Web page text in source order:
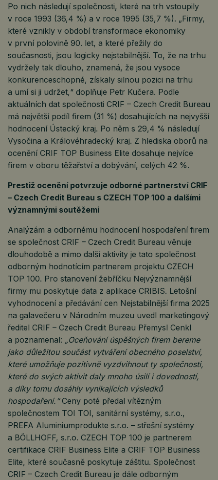
Po nich následují společnosti, které na trh vstoupily
v roce 1993 (36,4 %) a v roce 1995 (35,7 %). „Firmy,
které vznikly v období transformace ekonomiky
v první polovině 90. let, a které přežily do
současnosti, jsou logicky nejstabilnější. To, že na trhu
vydržely tak dlouho, znamená, že jsou vysoce
konkurenceschopné, získaly silnou pozici na trhu
a umí si ji udržet,“ doplňuje Petr Kučera. Podle
aktuálních dat společnosti CRIF – Czech Credit Bureau
má největší podíl firem (31 %) dosahujících na nejvyšší
hodnocení Ústecký kraj. Po něm s 29,4 % následují
Vysočina a Královéhradecký kraj. Z hlediska oborů na
ocenění CRIF TOP Business Elite dosahuje nejvíce
firem v oboru těžařství a dobývání, celých 42 %.
Prestiž ocenění potvrzuje odborné partnerství CRIF
– Czech Credit Bureau s CZECH TOP 100 a dalšími
významnými soutěžemi
Analýzám a odbornému hodnocení hospodaření firem
se společnost CRIF – Czech Credit Bureau věnuje
dlouhodobě a mimo další aktivity je tato společnost
odborným hodnotícím partnerem projektu CZECH
TOP 100. Pro stanovení žebříčku Nejvýznamnější
firmy mu poskytuje data z aplikace CRIBIS. Letošní
vyhodnocení a předávání cen Nejstabilnější firma 2025
na galavečeru v Národním muzeu uvedl marketingový
ředitel CRIF – Czech Credit Bureau Přemysl Cenkl
a poznamenal: „Oceňování úspěšných firem bereme
jako důležitou součást vytváření obecného poselství,
které umožňuje pozitivně vyzdvihnout ty společnosti,
které do svých aktivit daly mnoho úsilí i dovedností,
a díky tomu dosáhly vynikajících výsledků
hospodaření.“Ceny poté předal vítězným
společnostem TOI TOI, sanitární systémy, s.r.o.,
PREFA Aluminiumprodukte s.r.o. – střešní systémy
a BÖLLHOFF, s.r.o. CZECH TOP 100 je partnerem
certifikace CRIF Business Elite a CRIF TOP Business
Elite, které současně poskytuje záštitu. Společnost
CRIF – Czech Credit Bureau je dále odborným